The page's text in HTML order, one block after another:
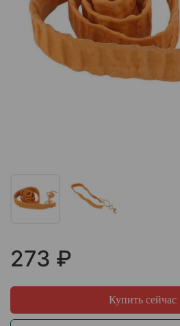
273 ₽
Купить сейчас